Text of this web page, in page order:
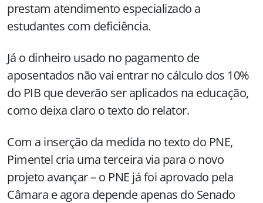
prestam atendimento especializado a
estudantes com deficiência.
Já o dinheiro usado no pagamento de
aposentados não vai entrar no cálculo dos 10%
do PIB que deverão ser aplicados na educação,
como deixa claro o texto do relator.
Com a inserção da medida no texto do PNE,
Pimentel cria uma terceira via para o novo
projeto avançar – o PNE já foi aprovado pela
Câmara e agora depende apenas do Senado